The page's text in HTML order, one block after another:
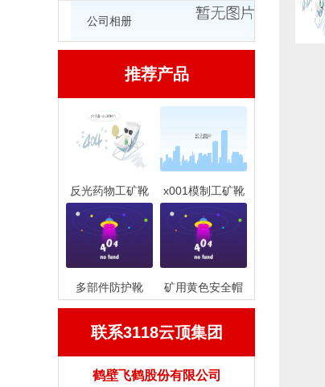
公司相册
推荐产品
反光药物工矿靴 x001模制工矿靴
多部件防护靴 矿用黄色安全帽
联系3118云顶集团
鹤壁飞鹤股份有限公司